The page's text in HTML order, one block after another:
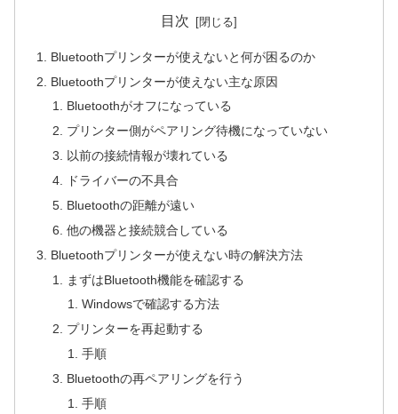
目次
Bluetoothプリンターが使えないと何が困るのか
Bluetoothプリンターが使えない主な原因
Bluetoothがオフになっている
プリンター側がペアリング待機になっていない
以前の接続情報が壊れている
ドライバーの不具合
Bluetoothの距離が遠い
他の機器と接続競合している
Bluetoothプリンターが使えない時の解決方法
まずはBluetooth機能を確認する
Windowsで確認する方法
プリンターを再起動する
手順
Bluetoothの再ペアリングを行う
手順